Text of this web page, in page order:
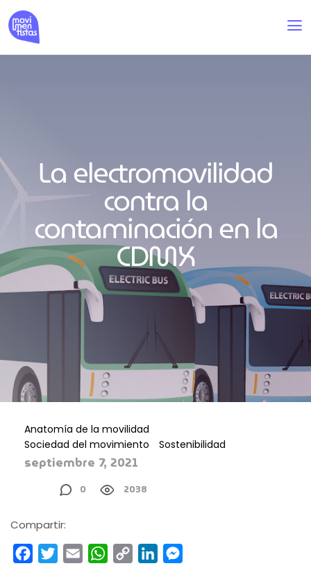
La electromovilidad
contra la
contaminación en la
CDMX
Anatomía de la movilidad
Sociedad del movimiento
Sostenibilidad
septiembre 7, 2021
0 2038
Compartir:
FacebookTwitterEmail WhatsApp
Copy
LinkedIn